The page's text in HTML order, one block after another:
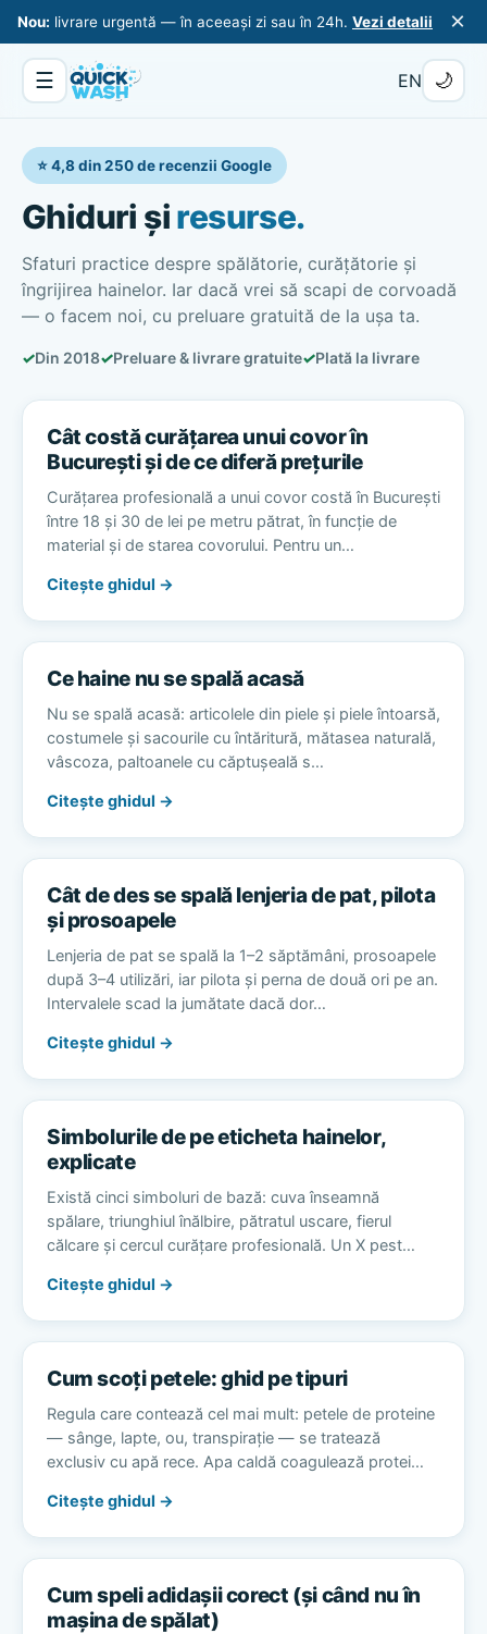
Nou: livrare urgentă — în aceeași zi sau în 24h. Vezi detalii ×
☰ EN 🌙
⭐ 4,8 din 250 de recenzii Google
Ghiduri șiresurse.
Sfaturi practice despre spălătorie, curățătorie și
îngrijirea hainelor. Iar dacă vrei să scapi de corvoadă
— o facem noi, cu preluare gratuită de la ușa ta.
✓Din 2018✓Preluare & livrare gratuite✓Plată la livrare
Cât costă curățarea unui covor în
București și de ce diferă prețurile
Curățarea profesională a unui covor costă în București
între 18 și 30 de lei pe metru pătrat, în funcție de
material și de starea covorului. Pentru un…
Citește ghidul →
Ce haine nu se spală acasă
Nu se spală acasă: articolele din piele și piele întoarsă,
costumele și sacourile cu întăritură, mătasea naturală,
vâscoza, paltoanele cu căptușeală s…
Citește ghidul →
Cât de des se spală lenjeria de pat, pilota
și prosoapele
Lenjeria de pat se spală la 1–2 săptămâni, prosoapele
după 3–4 utilizări, iar pilota și perna de două ori pe an.
Intervalele scad la jumătate dacă dor…
Citește ghidul →
Simbolurile de pe eticheta hainelor,
explicate
Există cinci simboluri de bază: cuva înseamnă
spălare, triunghiul înălbire, pătratul uscare, fierul
călcare și cercul curățare profesională. Un X pest…
Citește ghidul →
Cum scoți petele: ghid pe tipuri
Regula care contează cel mai mult: petele de proteine
— sânge, lapte, ou, transpirație — se tratează
exclusiv cu apă rece. Apa caldă coagulează protei…
Citește ghidul →
Cum speli adidașii corect (și când nu în
mașina de spălat)